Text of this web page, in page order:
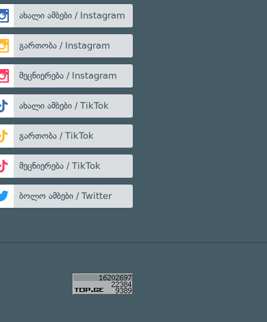
ახალი ამბები / Instagram
გართობა / Instagram
მეცნიერება / Instagram
ახალი ამბები / TikTok
გართობა / TikTok
მეცნიერება / TikTok
ბოლო ამბები / Twitter